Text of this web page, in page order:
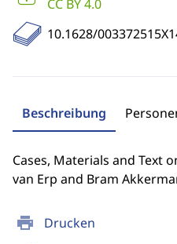
print Drucken
CC BY 4.0
10.1628/
Beschreibung
Cases, Materials and Text
van Erp and Bram